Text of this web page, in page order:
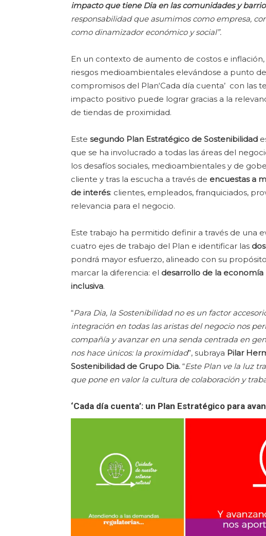
impacto que tiene Dia en las comunidades y
responsabilidad que asumimos como empresa,
como dinamizador económico y social”.
En un contexto de aumento de costos e
riesgos medioambientales elevándose a punto
compromisos del Plan‘Cada día cuenta’ con las
impacto positivo puede lograr gracias a la
de tiendas de proximidad.
Este segundo Plan Estratégico de Sostenibilidad
que se ha involucrado a todas las áreas del
los desafíos sociales, medioambientales y de
cliente y tras la escucha a través de encuestas a
de interés: clientes, empleados, franquiciados,
relevancia para el negocio.
Este trabajo ha permitido definir a través de una
cuatro ejes de trabajo del Plan e identificar las
pondrá mayor esfuerzo, alineado con su
marcar la diferencia: el desarrollo de la
inclusiva.
“Para Dia, la Sostenibilidad no es un factor
integración en todas las aristas del negocio nos
compañía y avanzar en una senda centrada en
nos hace únicos: la proximidad”, subraya Pilar
Sostenibilidad de Grupo Dia. “Este Plan ve la luz
que pone en valor la cultura de colaboración y
‘Cada día cuenta’: un Plan Estratégico para